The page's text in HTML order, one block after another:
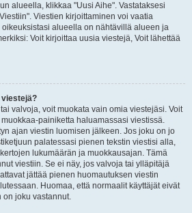
alueella, klikkaa "Uusi Aihe". Vastataksesi
Viestien kirjoittaminen voi vaatia
alueella on nähtävillä alueen ja
Voit kirjoittaa uusia viestejä, Voit lähettää
viestejä?
valvoja, voit muokata vain omia viestejäsi. Voit
painiketta haluamassasi viestissä.
ajan viestin luomisen jälkeen. Jos joku on jo
palatessasi pienen tekstin viestisi alla,
lukumäärän ja muokkausajan. Tämä
viestiin. Se ei näy, jos valvoja tai ylläpitäjä
jättää pienen huomautuksen viestin
Huomaa, että normaalit käyttäjät eivät
on joku vastannut.